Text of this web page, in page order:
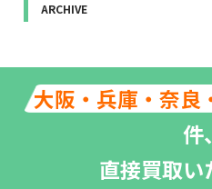
ARCHIVE
大阪・兵庫・奈良
件、
直接買取い